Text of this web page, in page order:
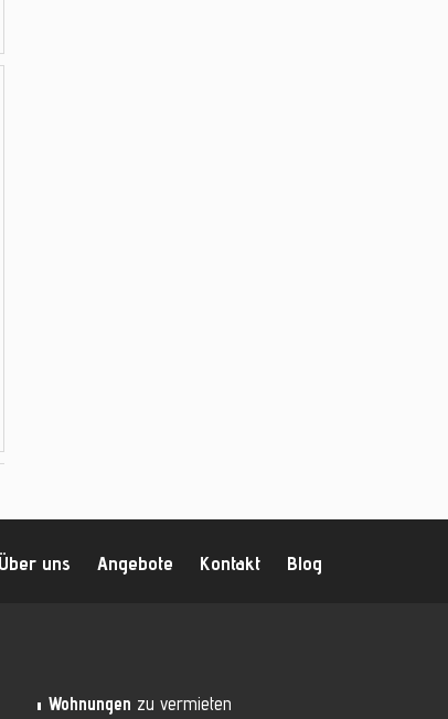
Über uns Angebote Kontakt Blog
Wohnungen zu vermieten